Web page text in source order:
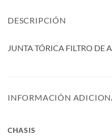
DESCRIPCIÓN
JUNTA TÓRICA FILTRO DE
INFORMACIÓN
CHASIS